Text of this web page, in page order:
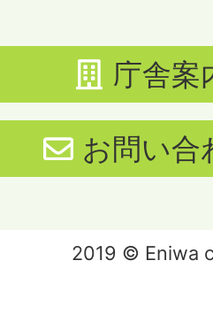
庁舎案
お問い合
2019 © Eniwa